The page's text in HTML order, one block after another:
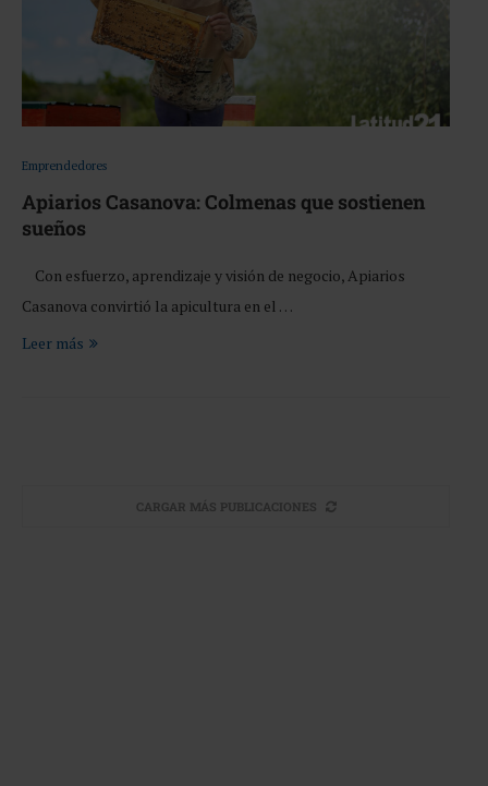
Emprendedores
Apiarios Casanova: Colmenas que sostienen
sueños
Con esfuerzo, aprendizaje y visión de negocio, Apiarios
Casanova convirtió la apicultura en el …
Leer más
CARGAR MÁS PUBLICACIONES